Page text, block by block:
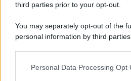
third parties prior to your opt-out.
You may separately opt-out of the
personal information by third
This information may also be
Personal Data Processing Opt
PREFERENZE
MAPPA DEL